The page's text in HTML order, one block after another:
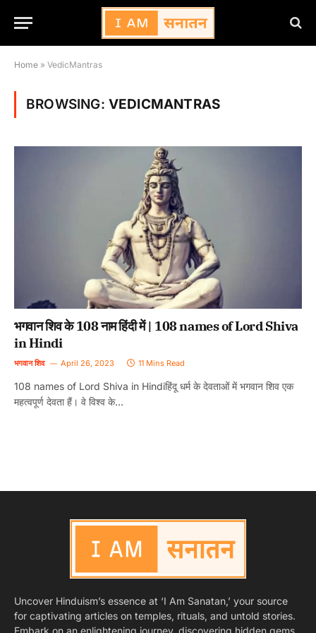
Home » VedicMantras
BROWSING: VEDICMANTRAS
भगवान शिव के 108 नाम हिंदी में | 108 names of Lord Shiva
in Hindi
भगवान शिव April 26, 2023 11 Mins Read
108 names of Lord Shiva in Hindiहिंदू धर्म के देवताओं में भगवान शिव एक
महत्वपूर्ण देवता हैं। वे विश्व के…
Uncover Hinduism’s essence at ‘I Am Sanatan,’ your source
for captivating articles on temples, rituals, and untold stories.
Embark on an enlightening journey, discovering hidden gems